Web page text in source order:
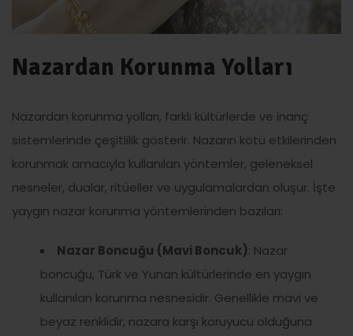
Nazardan Korunma Yolları
Nazardan korunma yolları, farklı kültürlerde ve inanç
sistemlerinde çeşitlilik gösterir. Nazarın kötü etkilerinden
korunmak amacıyla kullanılan yöntemler, geleneksel
nesneler, dualar, ritüeller ve uygulamalardan oluşur. İşte
yaygın nazar korunma yöntemlerinden bazıları:
Nazar Boncuğu (Mavi Boncuk): Nazar
boncuğu, Türk ve Yunan kültürlerinde en yaygın
kullanılan korunma nesnesidir. Genellikle mavi ve
beyaz renklidir, nazara karşı koruyucu olduğuna